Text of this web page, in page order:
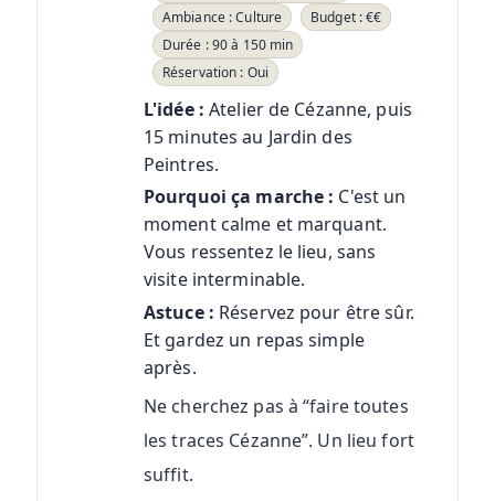
Ambiance : Culture
Budget : €€
Durée : 90 à 150 min
Réservation : Oui
L'idée : Atelier de Cézanne, puis
15 minutes au Jardin des
Peintres.
Pourquoi ça marche : C'est un
moment calme et marquant.
Vous ressentez le lieu, sans
visite interminable.
Astuce : Réservez pour être sûr.
Et gardez un repas simple
après.
Ne cherchez pas à “faire toutes
les traces Cézanne”. Un lieu fort
suffit.